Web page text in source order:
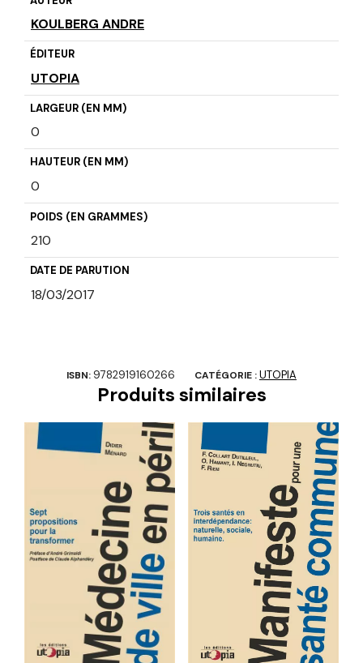
KOULBERG ANDRE
ÉDITEUR
UTOPIA
LARGEUR (EN MM)
0
HAUTEUR (EN MM)
0
POIDS (EN GRAMMES)
210
DATE DE PARUTION
18/03/2017
ISBN: 9782919160266 CATÉGORIE :UTOPIA
Produits similaires